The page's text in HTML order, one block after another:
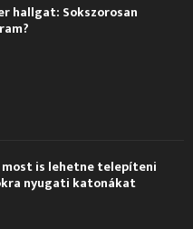
hallgat: Sokszorosan
most is lehetne telepíteni
nyugati katonákat